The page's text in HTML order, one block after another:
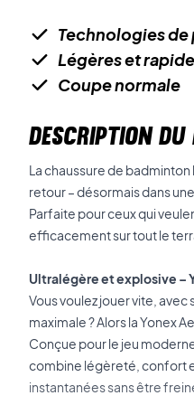
Technologies
Légères et
Coupe normale
DESCRIPTION DU
La chaussure de
retour – désormais dans
Parfaite pour ceux qui
efficacement sur tout le
Ultralégère et explosive –
Vous voulez jouer vite,
maximale ? Alors la Yonex
Conçue pour le jeu
combine légèreté, confort
instantanées sans être